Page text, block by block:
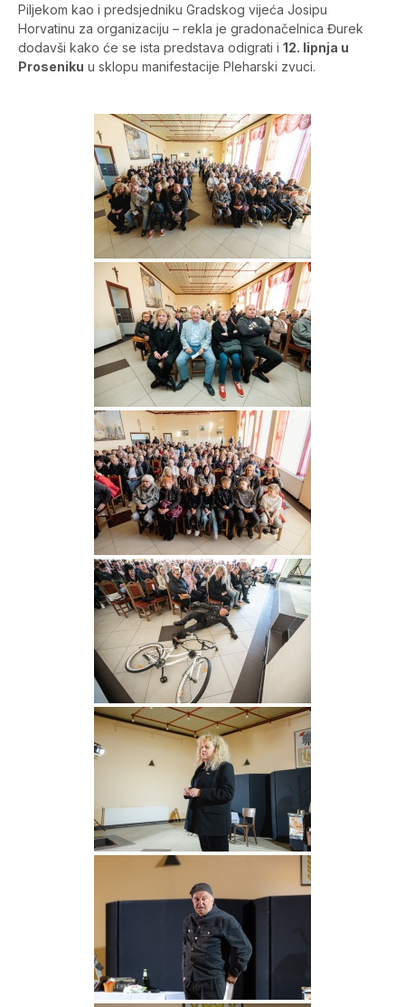
Piljekom kao i predsjedniku Gradskog vijeća Josipu
Horvatinu za organizaciju – rekla je gradonačelnica Đurek
dodavši kako će se ista predstava odigrati i 12. lipnja u
Proseniku u sklopu manifestacije Pleharski zvuci.